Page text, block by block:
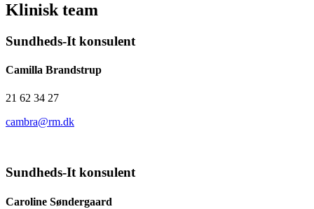
Klinisk team
Sundheds-It konsulent
Camilla Brandstrup
21 62 34 27
cambra@rm.dk
Sundheds-It konsulent
Caroline Søndergaard